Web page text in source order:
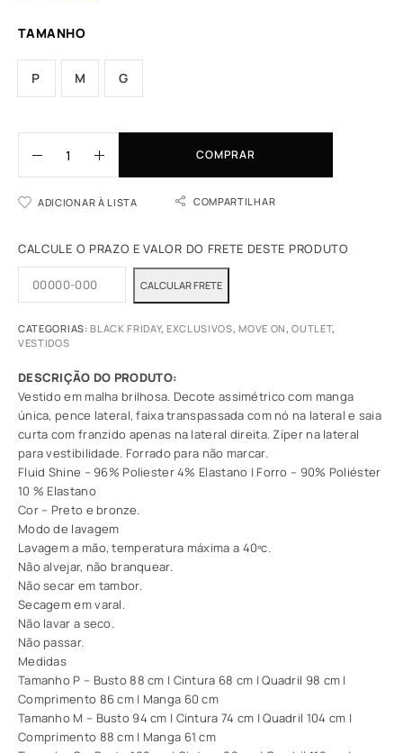
TAMANHO
P M G
COMPRAR
ADICIONAR À LISTA COMPARTILHAR
CALCULE O PRAZO E VALOR DO FRETE DESTE PRODUTO
CATEGORIAS:BLACK FRIDAY, EXCLUSIVOS,MOVE ON,OUTLET,
VESTIDOS
Vestido em malha brilhosa. Decote assimétrico com manga
única, pence lateral, faixa transpassada com nó na lateral e saia
curta com franzido apenas na lateral direita. Zíper na lateral
para vestibilidade. Forrado para não marcar.
Fluid Shine – 96% Poliester 4% Elastano | Forro – 90% Poliéster
10 % Elastano
Cor – Preto e bronze.
Modo de lavagem
Lavagem a mão, temperatura máxima a 40ºc.
Não alvejar, não branquear.
Não secar em tambor.
Secagem em varal.
Não lavar a seco.
Não passar.
Medidas
Tamanho P – Busto 88 cm | Cintura 68 cm | Quadril 98 cm |
Comprimento 86 cm | Manga 60 cm
Tamanho M – Busto 94 cm | Cintura 74 cm | Quadril 104 cm |
Comprimento 88 cm | Manga 61 cm